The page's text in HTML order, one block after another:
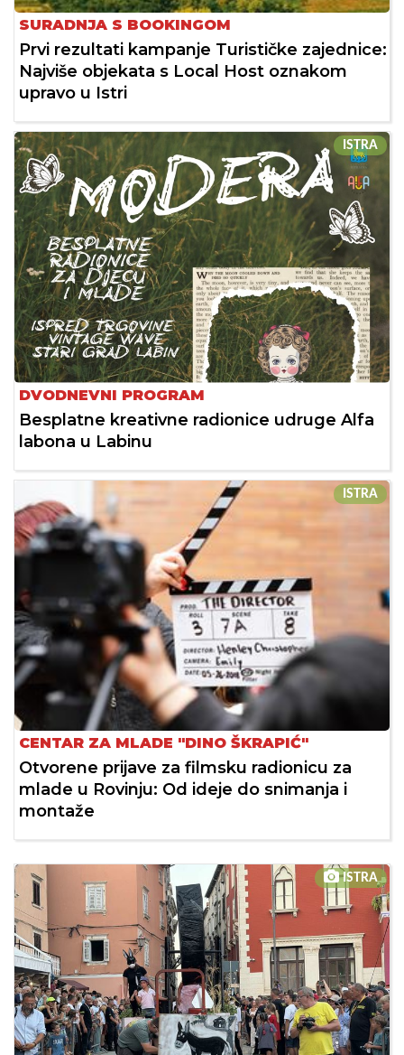
SURADNJA S BOOKINGOM
Prvi rezultati kampanje Turističke zajednice:
Najviše objekata s Local Host oznakom
upravo u Istri
ISTRA
DVODNEVNI PROGRAM
Besplatne kreativne radionice udruge Alfa
labona u Labinu
ISTRA
CENTAR ZA MLADE "DINO ŠKRAPIĆ"
Otvorene prijave za filmsku radionicu za
mlade u Rovinju: Od ideje do snimanja i
montaže
ISTRA